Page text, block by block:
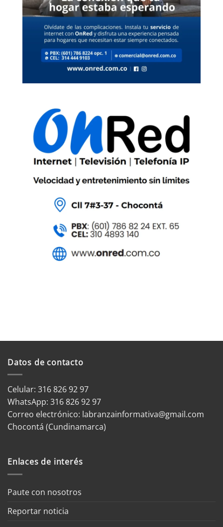
Datos de contacto
Celular: 316 826 92 97
WhatsApp: 316 826 92 97
Correo electrónico: labranzainformativa@gmail.com
Chocontá (Cundinamarca)
Enlaces de interés
Paute con nosotros
Reportar noticia